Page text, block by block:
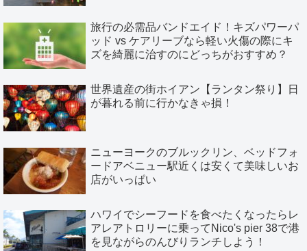
旅行の必需品バンドエイド！キズパワーパ
ッド vs ケアリーブなら軽い火傷の際にキ
ズを綺麗に治すのにどっちがおすすめ？
世界遺産の街ホイアン【ランタン祭り】日
が暮れる前に行かなきゃ損！
ニューヨークのブルックリン、ベッドフォ
ードアベニュー駅近くは安くて美味しいお
店がいっぱい
ハワイでシーフードを食べたくなったらレ
アレアトロリーに乗ってNico's pier 38で港
を見ながらのんびりランチしよう！